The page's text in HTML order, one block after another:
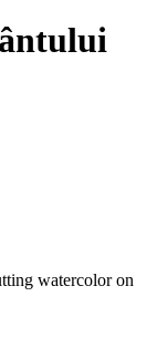
watercolor on